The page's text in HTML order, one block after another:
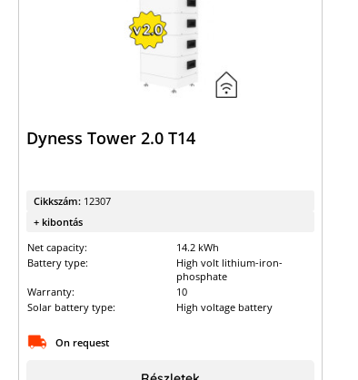
Dyness Tower 2.0 T14
Cikkszám: 12307
+ kibontás
Net capacity:
14.2 kWh
Battery type:
High volt lithium-iron-
phosphate
Warranty:
10
Solar battery type:
High voltage battery
On request